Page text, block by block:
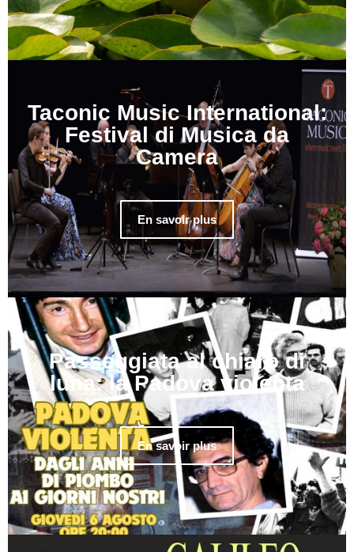
Taconic Music International:
Festival di Musica da
Camera
En savoir plus
Passeggiata al chiaro di
luna: la Padova violenta
En savoir plus